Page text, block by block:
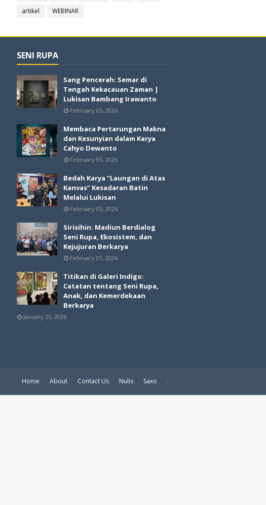
artikel
WEBINAR
SENI RUPA
Sang Pencerah: Semar di
Tengah Kekacauan Zaman |
Lukisan Bambang Irawanto
February 05, 2026
Membaca Pertarungan Makna
dan Kesunyian dalam Karya
Cahyo Dewanto
February 05, 2026
Bedah Karya “Laungan di Atas
Kanvas” Kesadaran Batin
Melalui Lukisan
February 05, 2026
Sirisihin: Madiun Berdialog
Seni Rupa, Ekosistem, dan
Kejujuran Berkarya
February 01, 2026
Titikan di Galeri Indigo:
Catatan tentang Seni Rupa,
Anak, dan Kemerdekaan
Berkarya
January 25, 2026
Home About Contact Us Nulis Saxo .